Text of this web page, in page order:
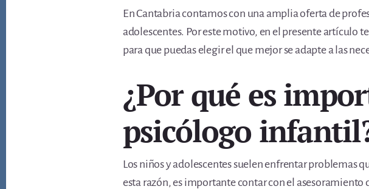
En Cantabria contamos con una amplia oferta de
adolescentes. Por este motivo, en el presente artículo
para que puedas elegir el que mejor se adapte a las
¿Por qué es
psicólogo
Los niños y adolescentes suelen enfrentar problemas
esta razón, es importante contar con el asesoramiento